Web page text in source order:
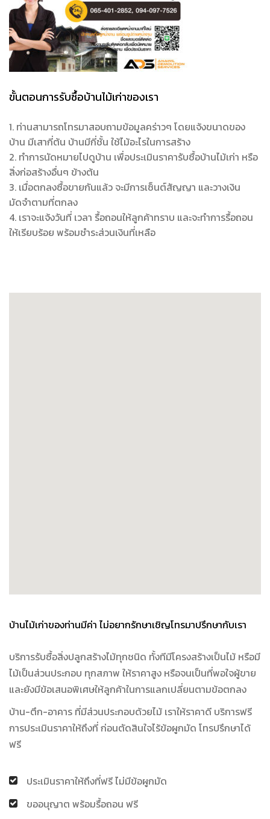
ขั้นตอนการรับซื้อบ้านไม้เก่าของเรา
1. ท่านสามารถโทรมาสอบถามข้อมูลคร่าวๆ โดยแจ้งขนาดของ
บ้าน มีเสากี่ต้น บ้านมีกี่ชั้น ใช้ไม้อะไรในการสร้าง
2. ทำการนัดหมายไปดูบ้าน เพื่อประเมินราคารับซื้อบ้านไม้เก่า หรือ
สิ่งก่อสร้างอื่นๆ ข้างต้น
3. เมื่อตกลงซื้อขายกันแล้ว จะมีการเซ็นต์สัญญา และวางเงิน
มัดจำตามที่ตกลง
4. เราจะแจ้งวันที่ เวลา รื้อถอนให้ลูกค้าทราบ และจะทำการรื้อถอน
ให้เรียบร้อย พร้อมชำระส่วนเงินที่เหลือ
บ้านไม้เก่าของท่านมีค่า ไม่อยากรักษาเชิญโทรมาปรึกษากับเรา
บริการรับซื้อสิ่งปลูกสร้างไม้ทุกชนิด ทั้งทีมีโครงสร้างเป็นไม้ หรือมี
ไม้เป็นส่วนประกอบ ทุกสภาพ ให้ราคาสูง หรือจนเป็นที่พอใจผู้ขาย
และยังมีข้อเสนอพิเศษให้ลูกค้าในการแลกเปลี่ยนตามข้อตกลง
บ้าน-ตึก-อาคาร ที่มีส่วนประกอบด้วยไม้ เราให้ราคาดี บริการฟรี
การประเมินราคาให้ถึงที่ ก่อนตัดสินใจไร้ข้อผูกมัด โทรปรึกษาได้
ฟรี
ประเมินราคาให้ถึงที่ฟรี ไม่มีข้อผูกมัด
ขออนุญาต พร้อมรื้อถอน ฟรี